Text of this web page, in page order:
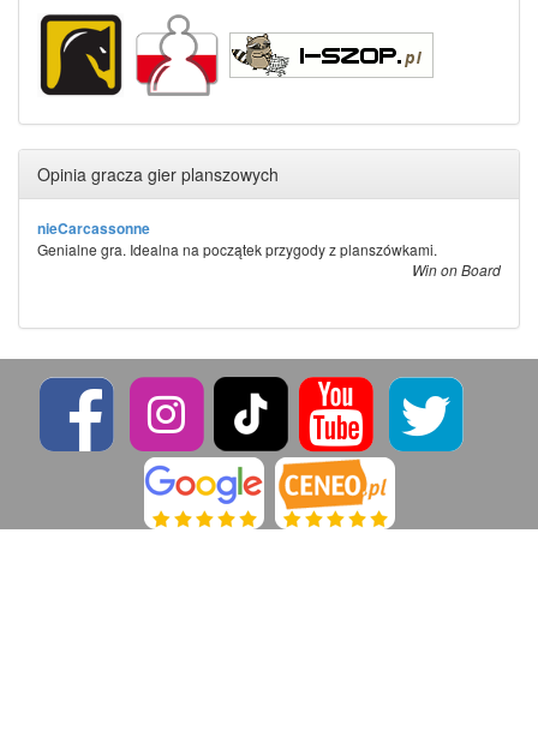
Opinia gracza gier planszowych
nieCarcassonne
Genialne gra. Idealna na początek przygody z planszówkami.
Win on Board